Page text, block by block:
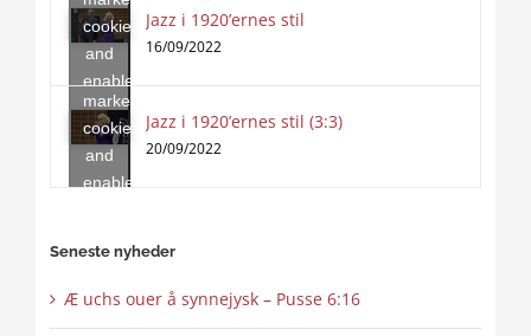
content
cookies
and
enable
this
content
Jazz i 1920’ernes stil
16/09/2022
Click
to
accept
marketing
cookies
and
enable
Jazz i 1920’ernes stil (3:3)
20/09/2022
Seneste nyheder
Æ uchs ouer å synnejysk – Pusse 6:16